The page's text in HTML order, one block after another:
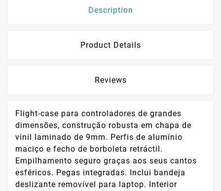
Description
Product Details
Reviews
Flight-case para controladores de grandes
dimensões, construção robusta em chapa de
vinil laminado de 9mm. Perfis de alumínio
maciço e fecho de borboleta retráctil.
Empilhamento seguro graças aos seus cantos
esféricos. Pegas integradas. Inclui bandeja
deslizante removível para laptop. Interior